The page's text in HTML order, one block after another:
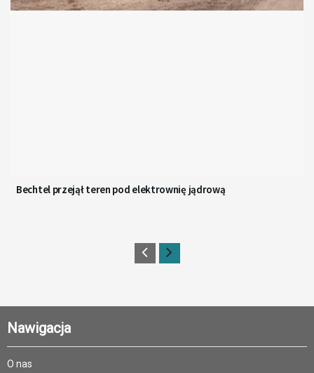
Bechtel przejął teren pod elektrownię jądrową
Nawigacja
O nas